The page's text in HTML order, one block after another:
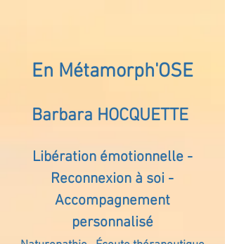
En Métamorph'OSE
Barbara HOCQUETTE
Libération émotionnelle -
Reconnexion à soi -
Accompagnement
personnalisé